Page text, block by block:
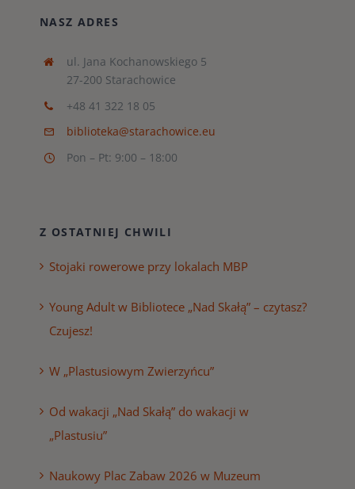
NASZ ADRES
ul. Jana Kochanowskiego 5
27-200 Starachowice
+48 41 322 18 05
biblioteka@starachowice.eu
Pon – Pt: 9:00 – 18:00
Z OSTATNIEJ CHWILI
Stojaki rowerowe przy lokalach MBP
Young Adult w Bibliotece „Nad Skałą” – czytasz?
Czujesz!
W „Plastusiowym Zwierzyńcu”
Od wakacji „Nad Skałą” do wakacji w
„Plastusiu”
Naukowy Plac Zabaw 2026 w Muzeum